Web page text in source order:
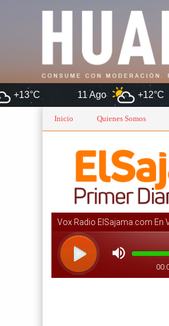
11 Ago +12°C 12 Ago
Inicio Quienes Somos